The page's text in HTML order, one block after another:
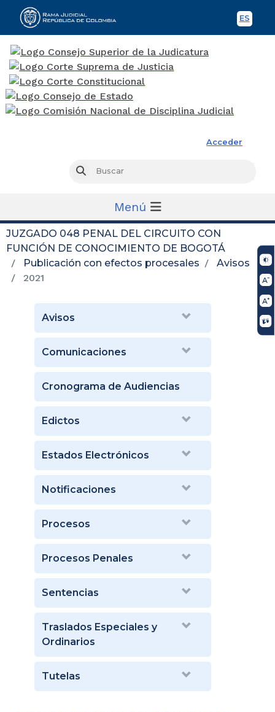
ES
Acceder
Buscar
Menú
JUZGADO 048 PENAL DEL CIRCUITO CON
FUNCIÓN DE CONOCIMIENTO DE BOGOTÁ
Publicación con efectos procesales
Avisos
2021
Avisos
Comunicaciones
Cronograma de Audiencias
Edictos
Estados Electrónicos
Notificaciones
Procesos
Procesos Penales
Sentencias
Traslados Especiales y
Ordinarios
Tutelas